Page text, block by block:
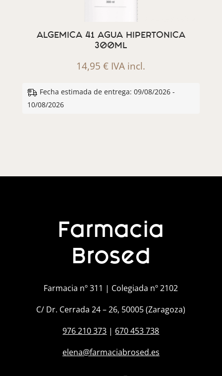
ALGEMICA 41 AGUA HIPERTONICA
300ML
14,95€ IVA incl.
Fecha estimada de entrega: 09/08/2026 -
10/08/2026
Farmacia
Brosed
Farmacia nº 311 | Colegiada nº 2102
C/ Dr. Cerrada 24 – 26, 50005 (Zaragoza)
976 210 373 | 670 453 738
elena@farmaciabrosed.es